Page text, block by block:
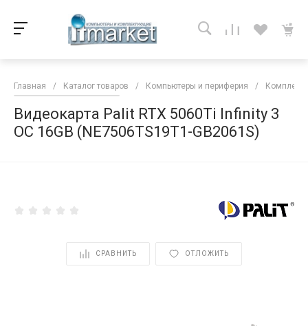
Главная / Каталог товаров / Компьютеры и периферия /
Видеокарта Palit RTX 5060Ti Infinity 3
OC 16GB (NE7506TS19T1-GB2061S)
СРАВНИТЬ ОТЛОЖИТЬ